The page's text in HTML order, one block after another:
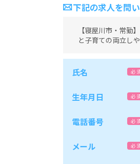
下記の求人を問
【寝屋川市・常勤
と子育ての両立し
氏名 必
生年月日 必
電話番号 必
メール 必